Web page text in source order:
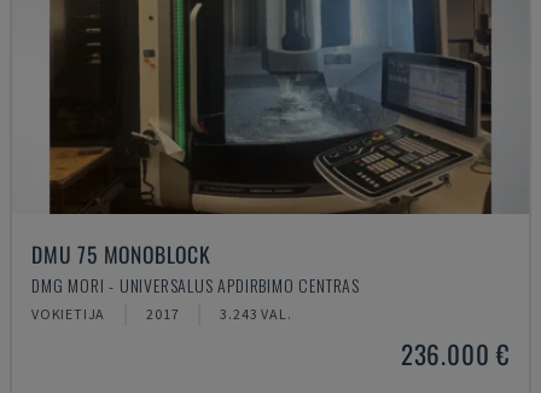
DMU 75 MONOBLOCK
DMG MORI - UNIVERSALUS APDIRBIMO CENTRAS
VOKIETIJA 2017 3.243 VAL.
236.000 €